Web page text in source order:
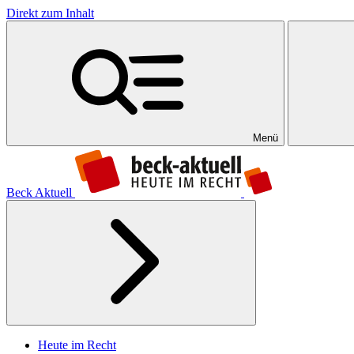
Direkt zum Inhalt
Menü
Beck Aktuell
Heute im Recht